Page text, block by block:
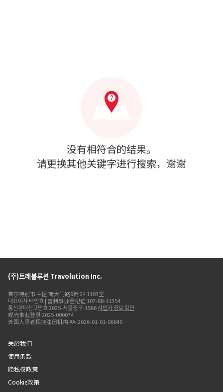
没有相符合的结果。
请更换其他关键字进行搜索，谢谢
(주)트래볼루션 Travolution Inc.
首尔特别市 中区 南大门路9街 24 1103室
대표이사 배인호 | 营利事业登记证 107-88-11354
통신판매신고번호 2025-서울중구-1566사업자 정보 확인
观光事业登录 2025-000074
外国人患者招揽注册机构 #A-2026-01-01-06849
关於我们
使用条款
隐私权政策
Cookie政策